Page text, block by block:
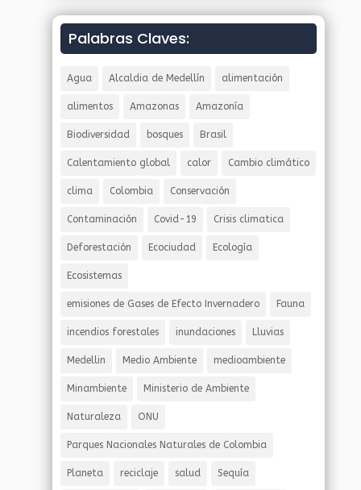
Palabras Claves:
Agua Alcaldia de Medellín alimentación
alimentos Amazonas Amazonía
Biodiversidad bosques Brasil
Calentamiento global calor Cambio climático
clima Colombia Conservación
Contaminación Covid-19 Crisis climatica
Deforestación Ecociudad Ecología
Ecosistemas
emisiones de Gases de Efecto Invernadero Fauna
incendios forestales inundaciones Lluvias
Medellin Medio Ambiente medioambiente
Minambiente Ministerio de Ambiente
Naturaleza ONU
Parques Nacionales Naturales de Colombia
Planeta reciclaje salud Sequía